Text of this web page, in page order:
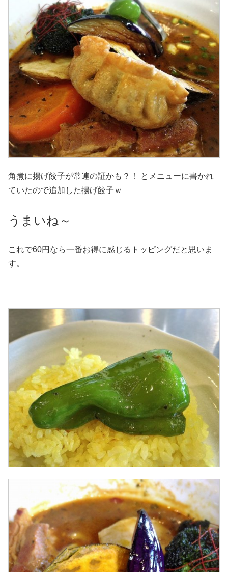
角煮に揚げ餃子が常連の証かも？！ とメニューに書かれ
ていたので追加した揚げ餃子ｗ
うまいね～
これで60円なら一番お得に感じるトッピングだと思いま
す。